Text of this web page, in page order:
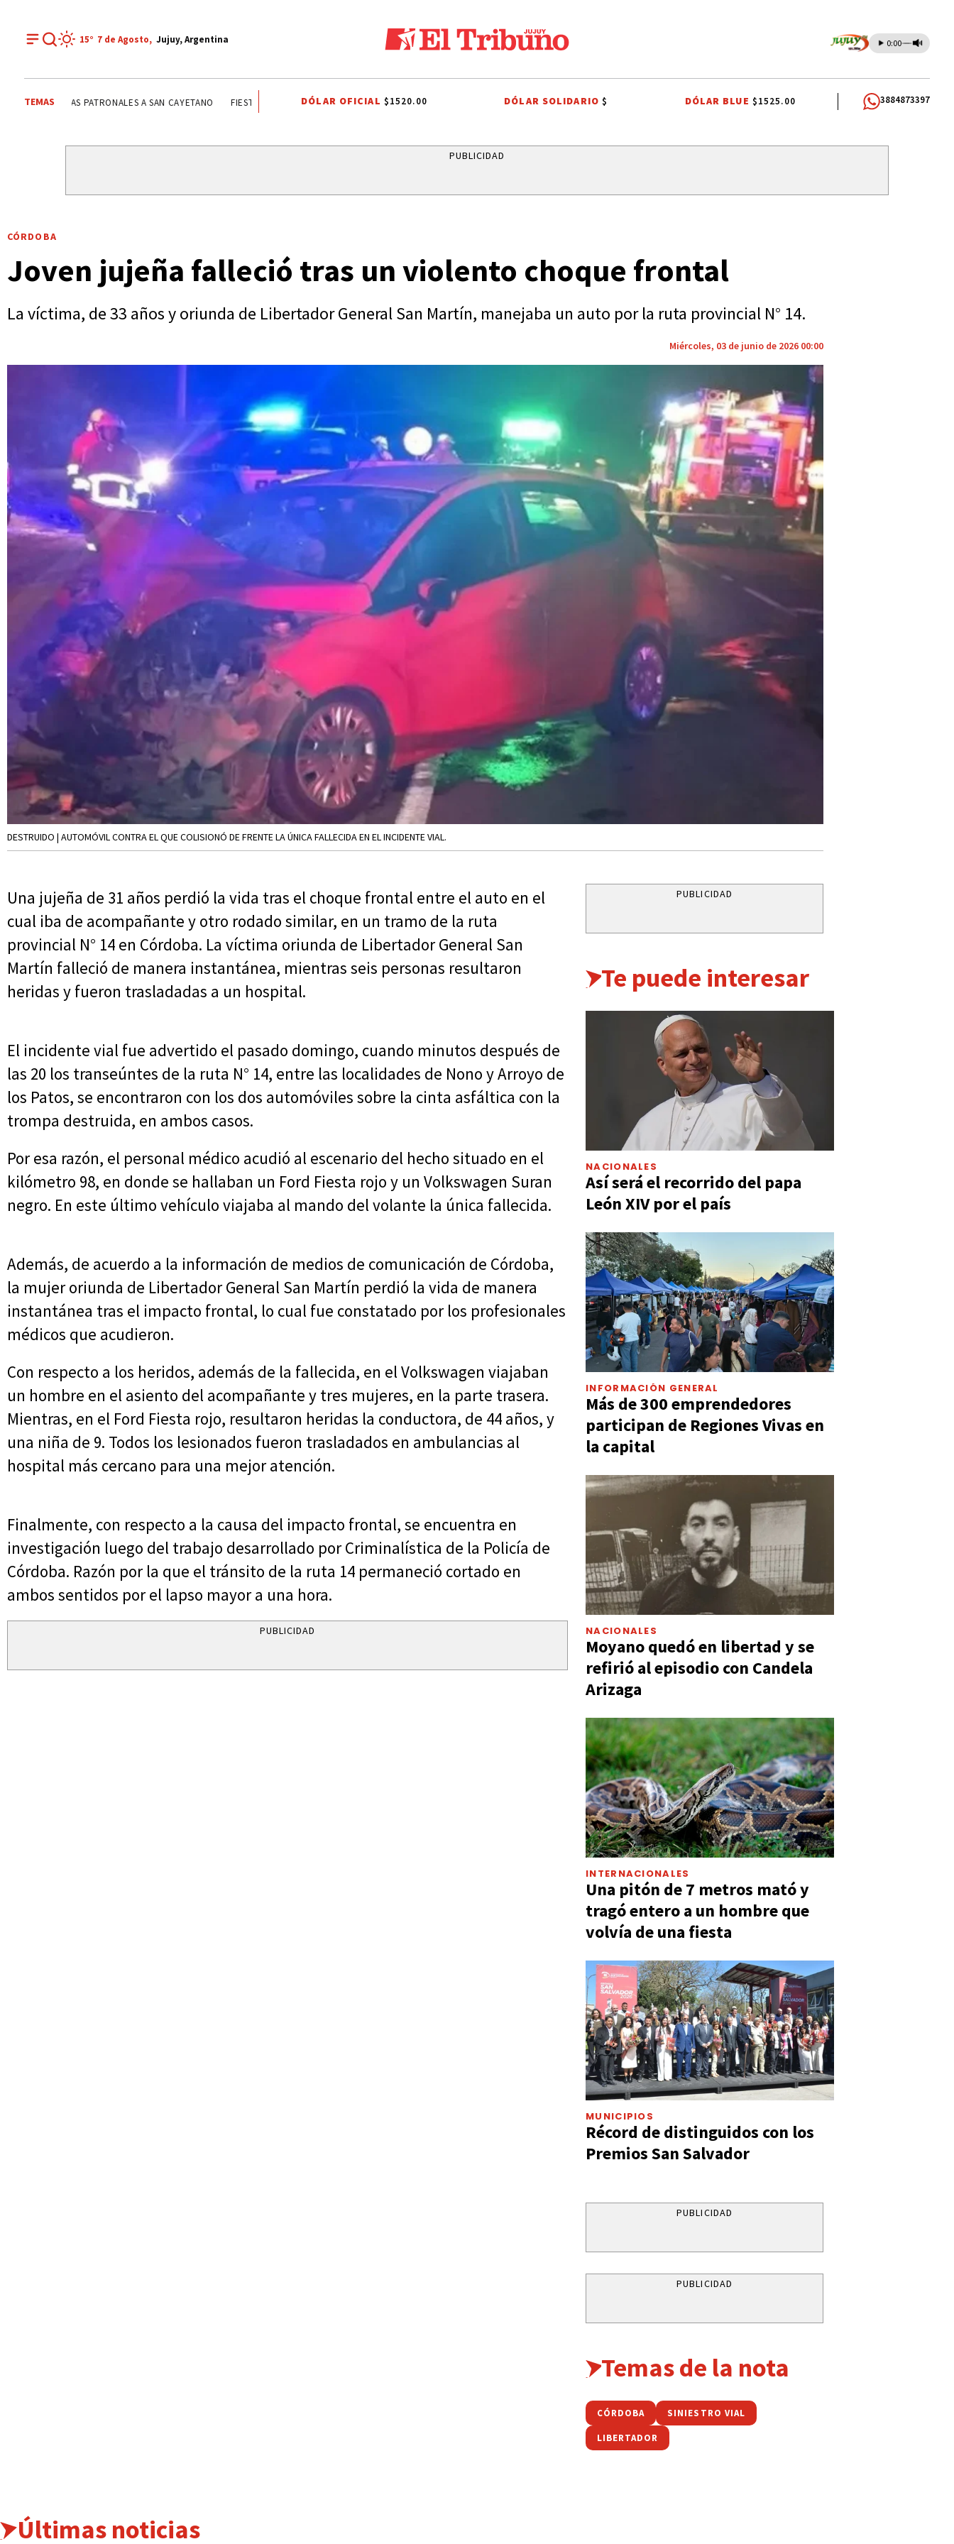
15° 7 de Agosto, Jujuy, Argentina 0:00
TEMAS FIESTAS PATRONALES A SAN CAYETANO FIESTAS PATRONALES A SAN CAYETANO FIESTAS PATRONALES A SAN CAYETANO FIESTAS PATRONALES A SAN CAYETANO EFEMÉRIDES CONFLICTO
DÓLAR OFICIAL $1520.00 DÓLAR SOLIDARIO$ DÓLAR BLUE $1525.00 3884873397
PUBLICIDAD
CÓRDOBA
Joven jujeña falleció tras un violento choque frontal
La víctima, de 33 años y oriunda de Libertador General San Martín, manejaba un auto por la ruta provincial N° 14.
Miércoles, 03 de junio de 2026 00:00
DESTRUIDO | AUTOMÓVIL CONTRA EL QUE COLISIONÓ DE FRENTE LA ÚNICA FALLECIDA EN EL INCIDENTE VIAL.
Una jujeña de 31 años perdió la vida tras el choque frontal entre el auto en el
cual iba de acompañante y otro rodado similar, en un tramo de la ruta
provincial N° 14 en Córdoba. La víctima oriunda de Libertador General San
Martín falleció de manera instantánea, mientras seis personas resultaron
heridas y fueron trasladadas a un hospital.
El incidente vial fue advertido el pasado domingo, cuando minutos después de
las 20 los transeúntes de la ruta N° 14, entre las localidades de Nono y Arroyo de
los Patos, se encontraron con los dos automóviles sobre la cinta asfáltica con la
trompa destruida, en ambos casos.
Por esa razón, el personal médico acudió al escenario del hecho situado en el
kilómetro 98, en donde se hallaban un Ford Fiesta rojo y un Volkswagen Suran
negro. En este último vehículo viajaba al mando del volante la única fallecida.
Además, de acuerdo a la información de medios de comunicación de Córdoba,
la mujer oriunda de Libertador General San Martín perdió la vida de manera
instantánea tras el impacto frontal, lo cual fue constatado por los profesionales
médicos que acudieron.
Con respecto a los heridos, además de la fallecida, en el Volkswagen viajaban
un hombre en el asiento del acompañante y tres mujeres, en la parte trasera.
Mientras, en el Ford Fiesta rojo, resultaron heridas la conductora, de 44 años, y
una niña de 9. Todos los lesionados fueron trasladados en ambulancias al
hospital más cercano para una mejor atención.
Finalmente, con respecto a la causa del impacto frontal, se encuentra en
investigación luego del trabajo desarrollado por Criminalística de la Policía de
Córdoba. Razón por la que el tránsito de la ruta 14 permaneció cortado en
ambos sentidos por el lapso mayor a una hora.
PUBLICIDAD
PUBLICIDAD
Te puede interesar
NACIONALES
Así será el recorrido del papa
León XIV por el país
INFORMACIÓN GENERAL
Más de 300 emprendedores
participan de Regiones Vivas en
la capital
NACIONALES
Moyano quedó en libertad y se
refirió al episodio con Candela
Arizaga
INTERNACIONALES
Una pitón de 7 metros mató y
tragó entero a un hombre que
volvía de una fiesta
MUNICIPIOS
Récord de distinguidos con los
Premios San Salvador
PUBLICIDAD
PUBLICIDAD
Temas de la nota
CÓRDOBA SINIESTRO VIAL
LIBERTADOR
Últimas noticias